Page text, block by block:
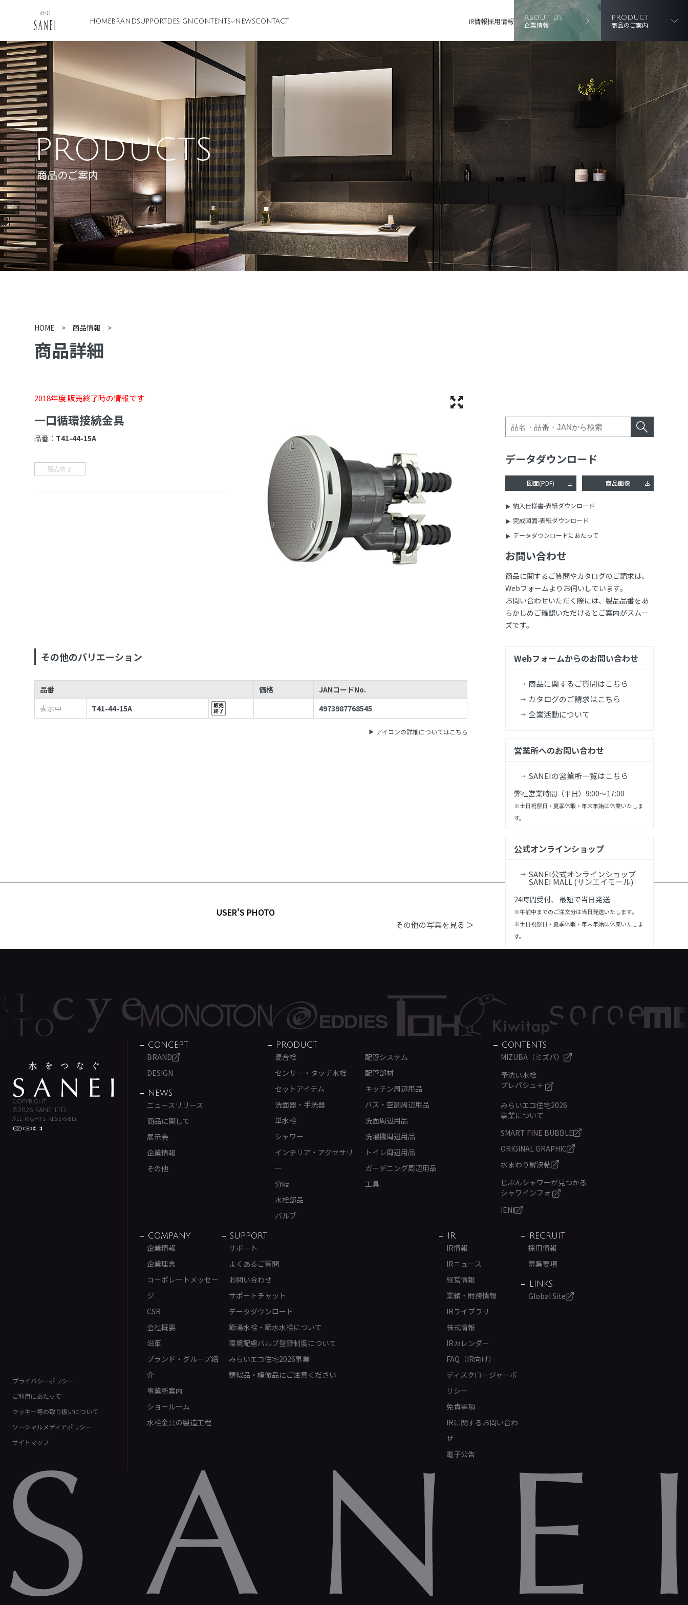
HOME BRANDSUPPORT DESIGN CONTENTS NEWSCONTACT IR情報採用情報 ABOUT US
企業情報
PRODUCT
商品のご案内
PRODUCTS
商品のご案内
HOME > 商品情報 >
商品詳細
2018年度 販売終了時の情報です
一口循環接続金具
品番： T41-44-15A
販売終了
その他のバリエーション
品番 価格
JANコードNo.
表示中
T41-44-15A 4973987768545
アイコンの詳細についてはこちら
データダウンロード
図面(PDF) 商品画像
納入仕様書-表紙ダウンロード
完成図面-表紙ダウンロード
データダウンロードにあたって
お問い合わせ
商品に関するご質問やカタログのご請求は、
Webフォームよりお伺いしています。
お問い合わせいただく際には、製品品番をあ
らかじめご確認いただけるとご案内がスムー
ズです。
Webフォームからのお問い合わせ
商品に関するご質問はこちら
カタログのご請求はこちら
企業活動について
営業所へのお問い合わせ
SANEIの営業所一覧はこちら
弊社営業時間（平日）9:00～17:00
※土日祝祭日・夏季休暇・年末年始は休業いたしま
す。
公式オンラインショップ
SANEI公式オンラインショップ
SANEI MALL (サンエイモール)
24時間受付、 最短で当日発送
※午前中までのご注文分は当日発送いたします。
※土日祝祭日・夏季休暇・年末年始は休業いたしま
す。
USER'S PHOTO
その他の写真を見る ＞
Copyright
©2026 SANEI LTD.
All rights reserved.
プライバシーポリシー
ご利用にあたって
クッキー等の取り扱いについて
ソーシャルメディアポリシー
サイトマップ
CONCEPT
BRAND
DESIGN
NEWS
ニュースリリース
商品に関して
展示会
企業情報
その他
PRODUCT
混合栓
センサー・タッチ水栓
セットアイテム
洗面器・手洗器
単水栓
シャワー
インテリア・アクセサリ
ー
分岐
水栓部品
バルブ
配管システム
配管部材
キッチン周辺用品
バス・空調周辺用品
洗面周辺用品
洗濯機周辺用品
トイレ周辺用品
ガーデニング周辺用品
工具
CONTENTS
MIZUBA（ミズバ）
予洗い水栓
プレパシュ＋
みらいエコ住宅2026
事業について
SMART FINE BUBBLE
ORIGINAL GRAPHIC
水まわり解決帖
じぶんシャワーが見つかる
シャワインフォ
IENI
COMPANY
企業情報
企業理念
コーポレートメッセー
ジ
CSR
会社概要
沿革
ブランド・グループ紹
介
事業所案内
ショールーム
水栓金具の製造工程
SUPPORT
サポート
よくあるご質問
お問い合わせ
サポートチャット
データダウンロード
節湯水栓・節水水栓について
環境配慮バルブ登録制度について
みらいエコ住宅2026事業
類似品・模倣品にご注意ください
IR
IR情報
IRニュース
経営情報
業績・財務情報
IRライブラリ
株式情報
IRカレンダー
FAQ（IR向け）
ディスクロージャーポ
リシー
免責事項
IRに関するお問い合わ
せ
電子公告
RECRUIT
採用情報
募集要項
LINKS
Global Site